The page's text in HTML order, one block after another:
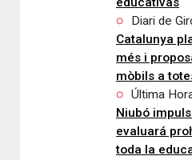
Diari de
Catalunya
més i
mòbils a
Última
Niubó
evaluará
toda la